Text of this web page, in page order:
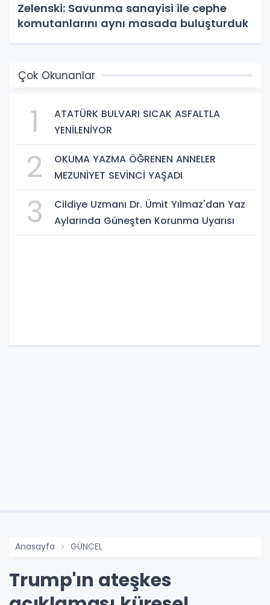
Zelenski: Savunma sanayisi ile cephe
komutanlarını aynı masada buluşturduk
Çok Okunanlar
1
ATATÜRK BULVARI SICAK ASFALTLA
YENİLENİYOR
2
OKUMA YAZMA ÖĞRENEN ANNELER
MEZUNİYET SEVİNCİ YAŞADI
3
Cildiye Uzmanı Dr. Ümit Yılmaz'dan Yaz
Aylarında Güneşten Korunma Uyarısı
Anasayfa GÜNCEL
Trump'ın ateşkes